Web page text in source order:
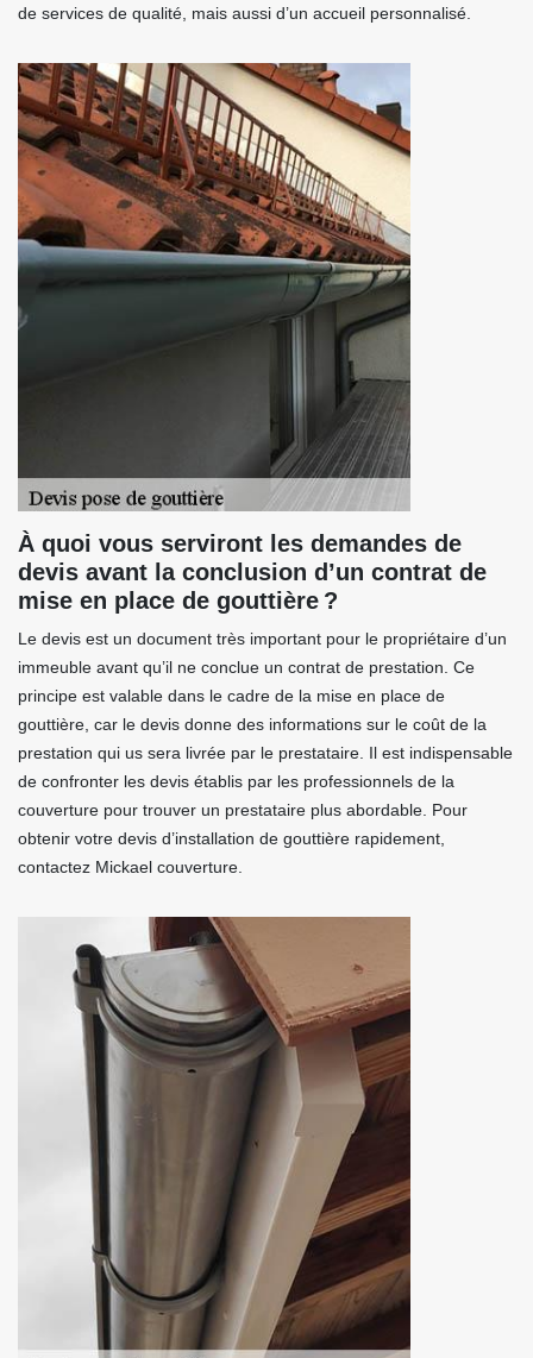
de services de qualité, mais aussi d’un accueil personnalisé.
À quoi vous serviront les demandes de
devis avant la conclusion d’un contrat de
mise en place de gouttière ?
Le devis est un document très important pour le propriétaire d’un
immeuble avant qu’il ne conclue un contrat de prestation. Ce
principe est valable dans le cadre de la mise en place de
gouttière, car le devis donne des informations sur le coût de la
prestation qui us sera livrée par le prestataire. Il est indispensable
de confronter les devis établis par les professionnels de la
couverture pour trouver un prestataire plus abordable. Pour
obtenir votre devis d’installation de gouttière rapidement,
contactez Mickael couverture.